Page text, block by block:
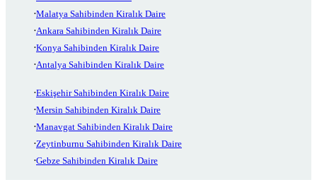
Malatya Sahibinden Kiralık Daire
Ankara Sahibinden Kiralık Daire
Konya Sahibinden Kiralık Daire
Antalya Sahibinden Kiralık Daire
Eskişehir Sahibinden Kiralık Daire
Mersin Sahibinden Kiralık Daire
Manavgat Sahibinden Kiralık Daire
Zeytinburnu Sahibinden Kiralık Daire
Gebze Sahibinden Kiralık Daire